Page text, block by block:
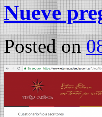
Nueve
Posted on